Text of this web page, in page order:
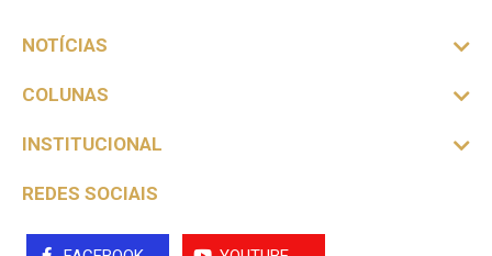
NOTÍCIAS
COLUNAS
INSTITUCIONAL
REDES SOCIAIS